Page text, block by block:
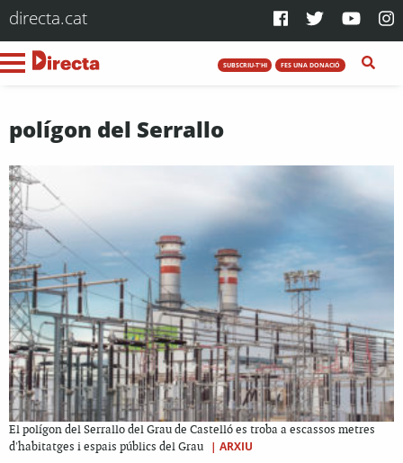
directa.cat
SUBSCRIU-T'HI FES UNA DONACIÓ
polígon del Serrallo
El polígon del Serrallo del Grau de Castelló es troba a escassos metres
d'habitatges i espais públics del Grau
| ARXIU